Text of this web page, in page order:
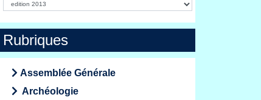
Rubriques
Assemblée Générale
Archéologie